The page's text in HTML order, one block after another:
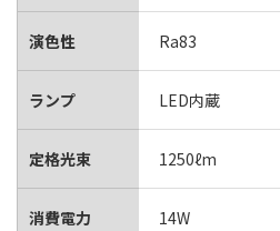
演色性 Ra83
ランプ LED内蔵
定格光束 1250ℓm
消費電力 14W